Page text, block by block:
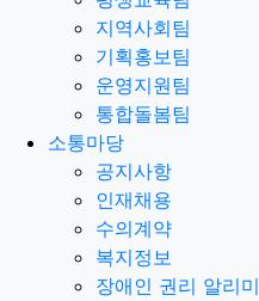
지역사회팀
기획홍보팀
운영지원팀
통합돌봄팀
소통마당
공지사항
인재채용
수의계약
복지정보
장애인 권리 알리미